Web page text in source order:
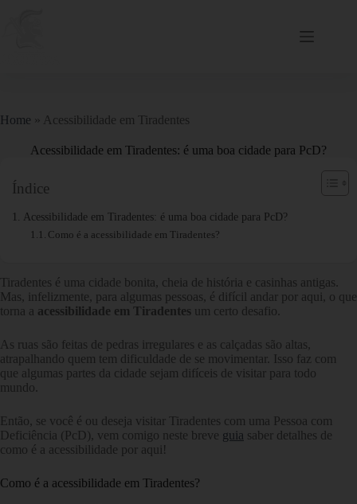
Home » Acessibilidade em Tiradentes
Acessibilidade em Tiradentes: é uma boa cidade para PcD?
Índice
Acessibilidade em Tiradentes: é uma boa cidade para PcD?
Como é a acessibilidade em Tiradentes?
Tiradentes é uma cidade bonita, cheia de história e casinhas antigas.
Mas, infelizmente, para algumas pessoas, é difícil andar por aqui, o que
torna a acessibilidade em Tiradentes um certo desafio.
As ruas são feitas de pedras irregulares e as calçadas são altas,
atrapalhando quem tem dificuldade de se movimentar. Isso faz com
que algumas partes da cidade sejam difíceis de visitar para todo
mundo.
Então, se você é ou deseja visitar Tiradentes com uma Pessoa com
Deficiência (PcD), vem comigo neste breve guia saber detalhes de
como é a acessibilidade por aqui!
Como é a acessibilidade em Tiradentes?